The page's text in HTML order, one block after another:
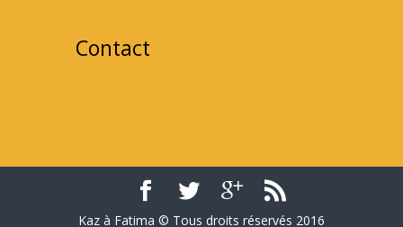
Contact
Kaz à Fatima © Tous droits réservés 2016